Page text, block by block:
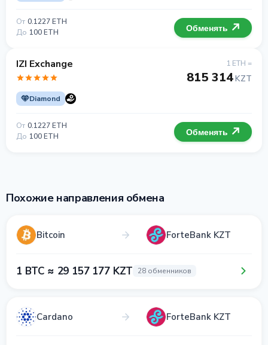
От 0.1227 ETH
До 100 ETH Обменять
IZI Exchange
Diamond
1 ETH =
815 314KZT
От 0.1227 ETH
До 100 ETH Обменять
Похожие направления обмена
Bitcoin ForteBank KZT
1 BTC ≈ 29 157 177 KZT 28 обменников
Cardano ForteBank KZT